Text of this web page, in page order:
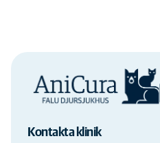
Kontakta klinik